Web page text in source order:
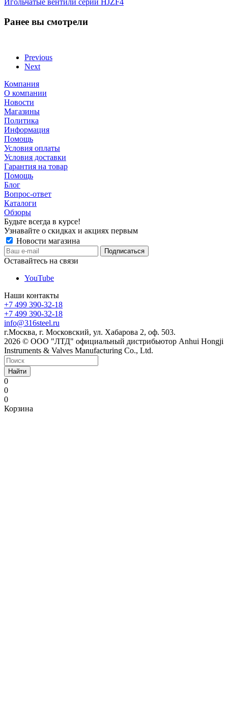
Игольчатые вентили серии HJZF4
Ранее вы смотрели
Previous
Next
Компания
О компании
Новости
Магазины
Политика
Информация
Помощь
Условия оплаты
Условия доставки
Гарантия на товар
Помощь
Блог
Вопрос-ответ
Каталоги
Обзоры
Будьте всегда в курсе!
Узнавайте о скидках и акциях первым
Новости магазина
Оставайтесь на связи
YouTube
Наши контакты
+7 499 390-32-18
+7 499 390-32-18
info@316steel.ru
г.Москва, г. Московский, ул. Хабарова 2, оф. 503.
2026 © ООО "ЛТД" официальный дистрибьютор Anhui Hongji
Instruments & Valves Manufacturing Co., Ltd.
Найти
0
0
0
Корзина